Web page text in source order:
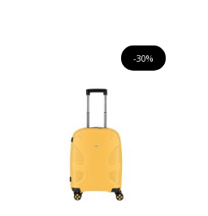
-30%